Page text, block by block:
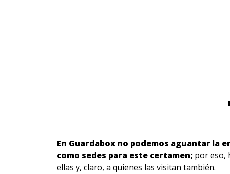
En Guardabox no podemos aguantar la
como sedes para este certamen; por eso,
ellas y, claro, a quienes las visitan también.